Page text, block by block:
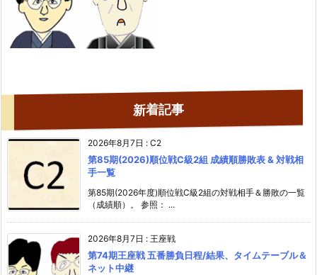
新着記事
2026年8月7日 : C2
第85期(2026)順位戦C級2組 成績順勝敗表 & 対戦相
手一覧
第85期(2026年度)順位戦C級2組の対戦相手＆勝敗の一覧
（成績順）。 参照： ...
2026年8月7日 : 王座戦
第74期王座戦 五番勝負日程/結果、タイムテーブル＆
ネット中継